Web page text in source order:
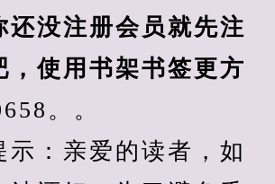
没注册会员就先注
，使用书架书签更方
。。
：亲爱的读者，如